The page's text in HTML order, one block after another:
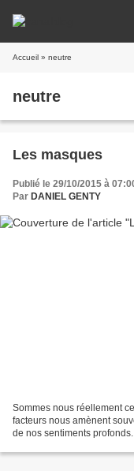
Accueil » neutre
neutre
Les masques
Publié le 29/10/2015 à
Par DANIEL GENTY
Sommes nous réellement
facteurs nous amènent
de nos sentiments